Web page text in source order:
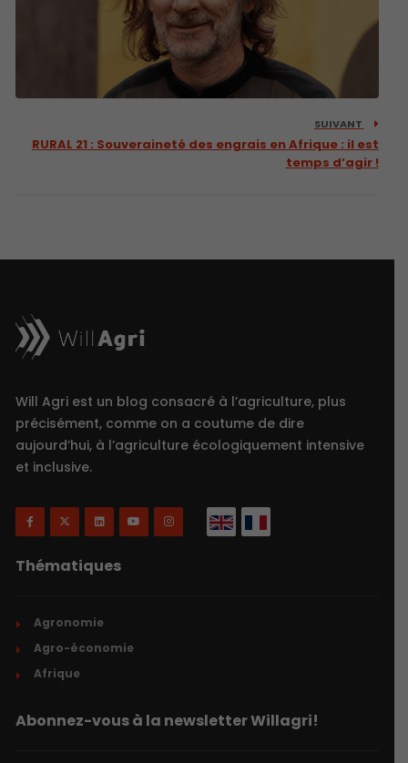
SUIVANT
RURAL 21 : Souveraineté des engrais en Afrique : il est
temps d’agir !
Will Agri est un blog consacré à l’agriculture, plus
précisément, comme on a coutume de dire
aujourd’hui, à l’agriculture écologiquement intensive
et inclusive.
Thématiques
Agronomie
Agro-économie
Afrique
Abonnez-vous à la newsletter Willagri!